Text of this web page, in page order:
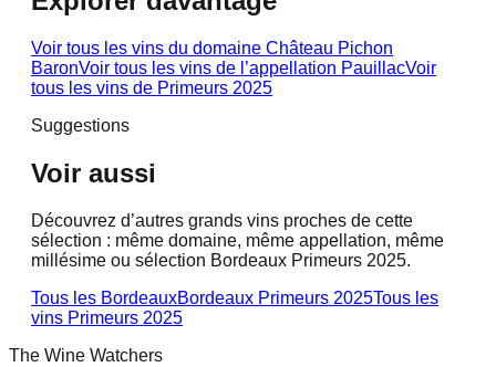
Voir tous les vins du domaine Château Pichon
BaronVoir tous les vins de l’appellation PauillacVoir
tous les vins de Primeurs 2025
Suggestions
Voir aussi
Découvrez d’autres grands vins proches de cette
sélection : même domaine, même appellation, même
millésime ou sélection Bordeaux Primeurs 2025.
Tous les BordeauxBordeaux Primeurs 2025Tous les
vins Primeurs 2025
The Wine Watchers